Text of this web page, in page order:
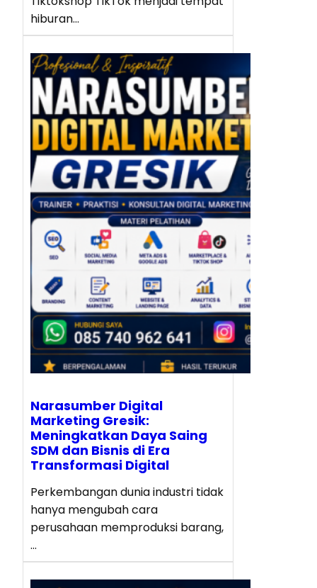
hiburan…
Narasumber Digital
Marketing Gresik:
Meningkatkan Daya Saing
SDM dan Bisnis di Era
Transformasi Digital
Perkembangan dunia industri tidak
hanya mengubah cara
perusahaan memproduksi barang,
…